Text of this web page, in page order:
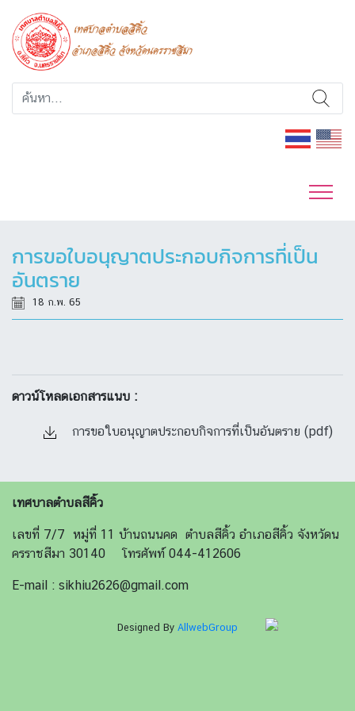
การขอใบอนุญาตประกอบกิจการที่เป็น
อันตราย
18 ก.พ. 65
ดาวน์โหลดเอกสารแนบ :
การขอใบอนุญาตประกอบกิจการที่เป็นอันตราย (pdf)
เทศบาลตำบลสีคิ้ว
เลขที่ 7/7 หมู่ที่ 11 บ้านถนนคด ตำบลสีคิ้ว อำเภอสีคิ้ว จังหวัดน
ครราชสีมา 30140 โทรศัพท์ 044-412606
E-mail : sikhiu2626@gmail.com
Designed By AllwebGroup